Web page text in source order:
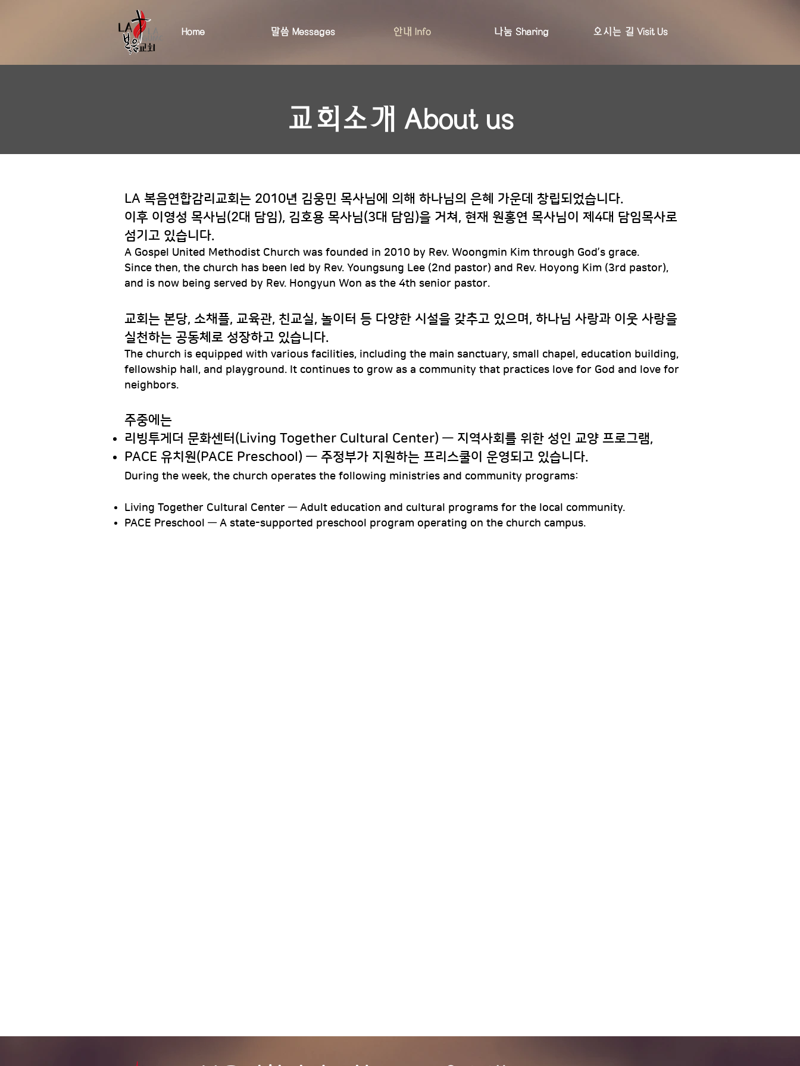
Home 말씀 Messages 안내 Info 나눔 Sharing 오시는 길 Visit Us
​교회소개 About us
LA 복음연합감리교회는 2010년 김웅민 목사님에 의해 하나님의 은혜 가운데 창립되었습니다.
이후 이영성 목사님(2대 담임), 김호용 목사님(3대 담임)을 거쳐, 현재 원홍연 목사님이 제4대 담임목사로
섬기고 있습니다.
A Gospel United Methodist Church was founded in 2010 by Rev. Woongmin Kim through God’s grace.
Since then, the church has been led by Rev. Youngsung Lee (2nd pastor) and Rev. Hoyong Kim (3rd pastor),
and is now being served by Rev. Hongyun Won as the 4th senior pastor.
교회는 본당, 소채플, 교육관, 친교실, 놀이터 등 다양한 시설을 갖추고 있으며, 하나님 사랑과 이웃 사랑을
실천하는 공동체로 성장하고 있습니다.
The church is equipped with various facilities, including the main sanctuary, small chapel, education building,
fellowship hall, and playground. It continues to grow as a community that practices love for God and love for
neighbors.
주중에는
리빙투게더 문화센터(Living Together Cultural Center) — 지역사회를 위한 성인 교양 프로그램,
PACE 유치원(PACE Preschool) — 주정부가 지원하는 프리스쿨이 운영되고 있습니다.
During the week, the church operates the following ministries and community programs:
Living Together Cultural Center — Adult education and cultural programs for the local community.
PACE Preschool — A state-supported preschool program operating on the church campus.